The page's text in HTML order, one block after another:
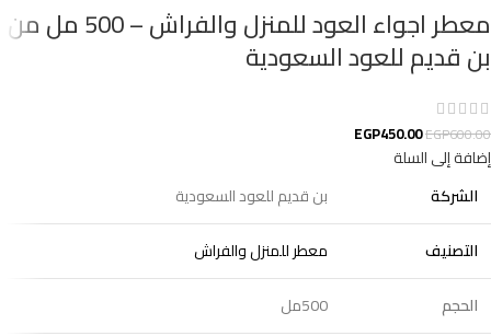
معطر اجواء العود للمنزل والفراش – 500 مل من
بن قديم للعود السعودية
EGP600.00
EGP450.00
إضافة إلى السلة
الشركة
بن قديم للعود السعودية
التصنيف
معطر للمنزل والفراش
الحجم
500مل